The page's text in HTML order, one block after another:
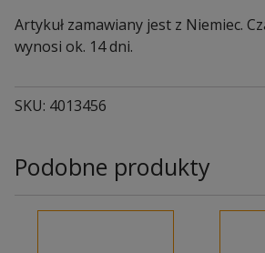
Artykuł zamawiany jest z Niemiec.
wynosi ok. 14 dni.
SKU: 4013456
Podobne produkty